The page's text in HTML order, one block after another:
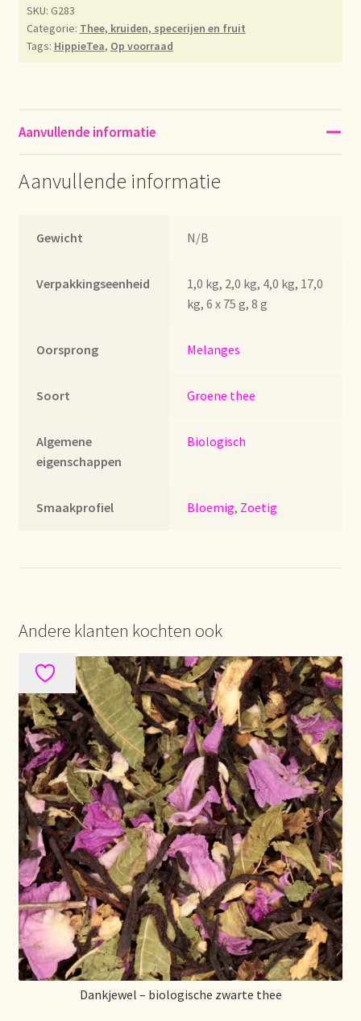
Devoluciones y garantía
Envío y entrega
Food safety
Image de marque personnelle
Kontakt
Lagerangelegenheiten
Lebensmittelsicherheit
Marca personal
Mentions légales
Mijn account
Mijn Favorieten
Multilingualism
Multilinguisme
Multilingüismo.
Newsletter
Newsletter
SKU: G283
Categorie: Thee, kruiden, specerijen en fruit
Tags: HippieTea, Op voorraad
Aanvullende informatie
Aanvullende informatie
Gewicht N/B
Verpakkingseenheid
1,0 kg, 2,0 kg, 4,0 kg, 17,0
kg, 6 x 75 g, 8 g
Oorsprong Melanges
Soort Groene thee
Algemene
eigenschappen
Biologisch
Smaakprofiel Bloemig, Zoetig
Andere klanten kochten ook
Dankjewel – biologische zwarte thee